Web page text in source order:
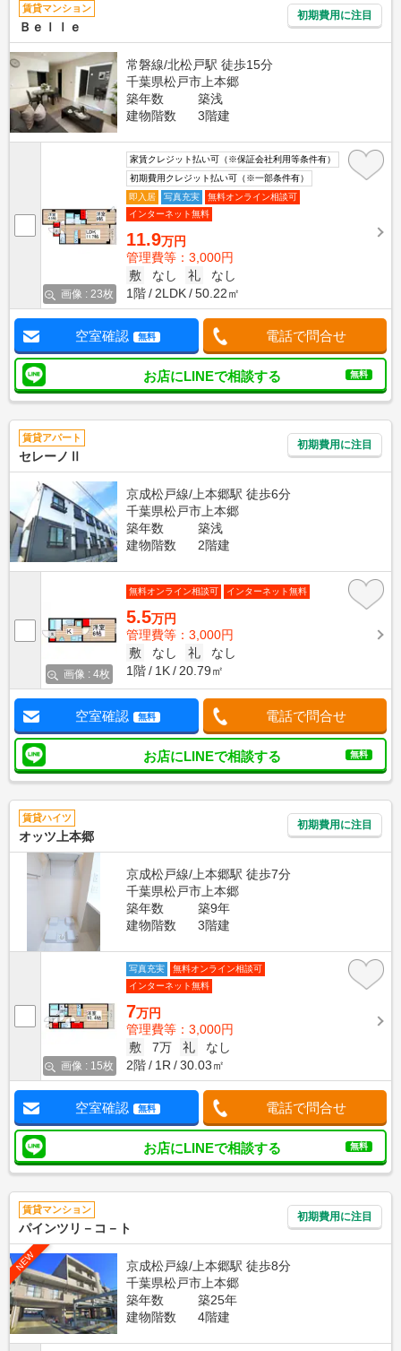
賃貸マンション
Ｂｅｌｌｅ
初期費用に注目
常磐線/北松戸駅 徒歩15分
千葉県松戸市上本郷
築年数
築浅
建物階数
3階建
画像 : 23枚
家賃クレジット払い可（※保証会社利用等条件有）
初期費用クレジット払い可（※一部条件有）
即入居
写真充実
無料オンライン相談可
インターネット無料
11.9万円
管理費等：3,000円
敷
なし 礼
なし
1階
2LDK 50.22㎡
空室確認 無料 電話で問合せ
お店にLINEで相談する 無料
賃貸アパート
セレーノⅡ
初期費用に注目
京成松戸線/上本郷駅 徒歩6分
千葉県松戸市上本郷
築年数
築浅
建物階数
2階建
画像 : 4枚
無料オンライン相談可 インターネット無料
5.5万円
管理費等：3,000円
敷
なし 礼
なし
1階
1K 20.79㎡
空室確認 無料 電話で問合せ
お店にLINEで相談する 無料
賃貸ハイツ
オッツ上本郷
初期費用に注目
京成松戸線/上本郷駅 徒歩7分
千葉県松戸市上本郷
築年数
築9年
建物階数
3階建
画像 : 15枚
写真充実
無料オンライン相談可
インターネット無料
7万円
管理費等：3,000円
敷
7万 礼
なし
2階
1R 30.03㎡
空室確認 無料 電話で問合せ
お店にLINEで相談する 無料
賃貸マンション
パインツリ－コ－ト
初期費用に注目
NEW
京成松戸線/上本郷駅 徒歩8分
千葉県松戸市上本郷
築年数
築25年
建物階数
4階建